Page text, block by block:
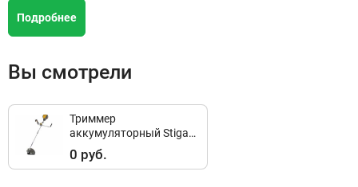
Подробнее
Вы смотрели
Триммер
аккумуляторный Stiga
SBC 80D AE 80V (40 см)
0 руб.